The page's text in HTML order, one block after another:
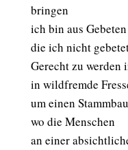
bringen
ich bin aus
die ich nicht
Gerecht zu werden
in wildfremde
um einen
wo die Menschen
an einer